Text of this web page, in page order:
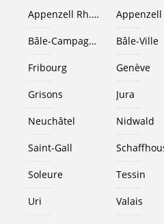
Appenzell Rh.-Ext.
Bâle-Campagne Bâle-Ville
Fribourg Genève
Grisons Jura
Neuchâtel Nidwald
Saint-Gall
Soleure Tessin
Uri Valais